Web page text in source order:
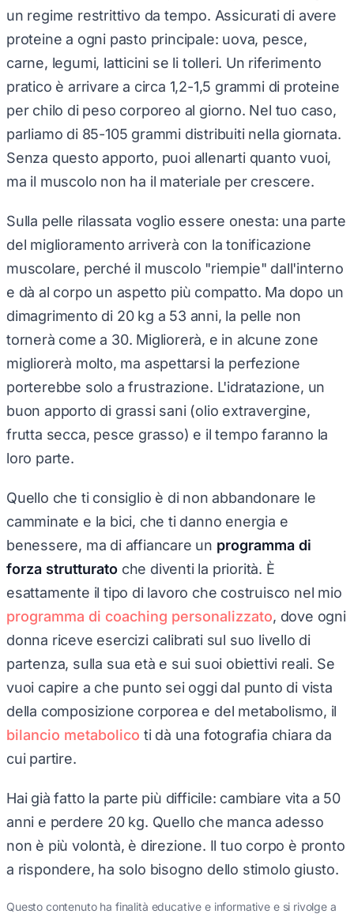
un regime restrittivo da tempo. Assicurati di avere
proteine a ogni pasto principale: uova, pesce,
carne, legumi, latticini se li tolleri. Un riferimento
pratico è arrivare a circa 1,2-1,5 grammi di proteine
per chilo di peso corporeo al giorno. Nel tuo caso,
parliamo di 85-105 grammi distribuiti nella giornata.
Senza questo apporto, puoi allenarti quanto vuoi,
ma il muscolo non ha il materiale per crescere.
Sulla pelle rilassata voglio essere onesta: una parte
del miglioramento arriverà con la tonificazione
muscolare, perché il muscolo "riempie" dall'interno
e dà al corpo un aspetto più compatto. Ma dopo un
dimagrimento di 20 kg a 53 anni, la pelle non
tornerà come a 30. Migliorerà, e in alcune zone
migliorerà molto, ma aspettarsi la perfezione
porterebbe solo a frustrazione. L'idratazione, un
buon apporto di grassi sani (olio extravergine,
frutta secca, pesce grasso) e il tempo faranno la
loro parte.
Quello che ti consiglio è di non abbandonare le
camminate e la bici, che ti danno energia e
benessere, ma di affiancare un programma di
forza strutturato che diventi la priorità. È
esattamente il tipo di lavoro che costruisco nel mio
programma di coaching personalizzato , dove ogni
donna riceve esercizi calibrati sul suo livello di
partenza, sulla sua età e sui suoi obiettivi reali. Se
vuoi capire a che punto sei oggi dal punto di vista
della composizione corporea e del metabolismo, il
bilancio metabolico ti dà una fotografia chiara da
cui partire.
Hai già fatto la parte più difficile: cambiare vita a 50
anni e perdere 20 kg. Quello che manca adesso
non è più volontà, è direzione. Il tuo corpo è pronto
a rispondere, ha solo bisogno dello stimolo giusto.
Questo contenuto ha finalità educative e informative e si rivolge a